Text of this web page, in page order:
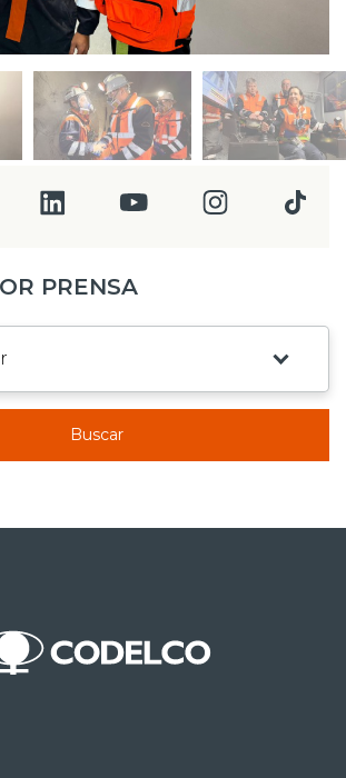
PRENSA
Buscar